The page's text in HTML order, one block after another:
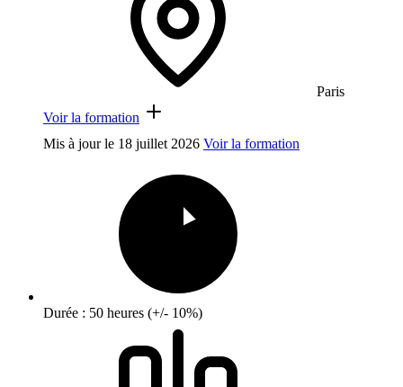
Paris
Voir la formation
Mis à jour le 18 juillet 2026 Voir la formation
Durée : 50 heures (+/- 10%)